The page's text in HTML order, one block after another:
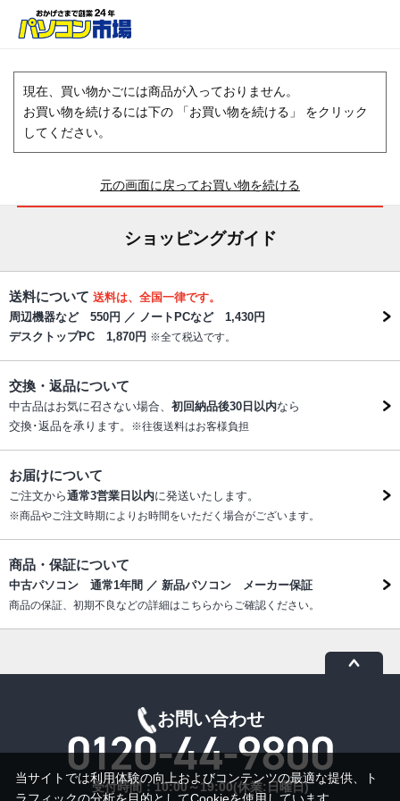
現在、買い物かごには商品が入っておりません。
お買い物を続けるには下の 「お買い物を続ける」 をクリック
してください。
元の画面に戻ってお買い物を続ける
ショッピングガイド
送料について 送料は、全国一律です。
周辺機器など 550円 ／ ノートPCなど 1,430円
デスクトップPC 1,870円 ※全て税込です。
交換・返品について
中古品はお気に召さない場合、 初回納品後30日以内なら
交換･返品を承ります。
※往復送料はお客様負担
お届けについて
ご注文から通常3営業日以内に発送いたします。
※商品やご注文時期によりお時間をいただく場合がございます。
商品・保証について
中古パソコン 通常1年間 ／ 新品パソコン メーカー保証
商品の保証、初期不良などの詳細はこちらからご確認ください。
お問い合わせ
受付時間：10:00～19:00(休業:日曜日)
当サイトでは利用体験の向上およびコンテンツの最適な提供、ト